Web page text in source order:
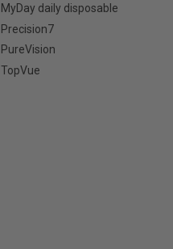
MyDay daily disposable
Precision7
PureVision
TopVue